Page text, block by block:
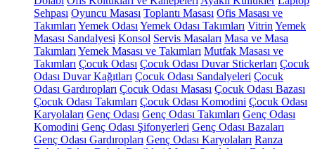
Sehpası Oyuncu Masası Toplantı Masası Ofis Masası ve
Takımları Yemek Odası Yemek Odası Takımları Vitrin Yemek
Masası Sandalyesi Konsol Servis Masaları Masa ve Masa
Takımları Yemek Masası ve Takımları Mutfak Masası ve
Takımları Çocuk Odası Çocuk Odası Duvar Stickerları Çocuk
Odası Duvar Kağıtları Çocuk Odası Sandalyeleri Çocuk
Odası Gardıropları Çocuk Odası Masası Çocuk Odası Bazası
Çocuk Odası Takımları Çocuk Odası Komodini Çocuk Odası
Karyolaları Genç Odası Genç Odası Takımları Genç Odası
Komodini Genç Odası Şifonyerleri Genç Odası Bazaları
Genç Odası Gardıropları Genç Odası Karyolaları Ranza